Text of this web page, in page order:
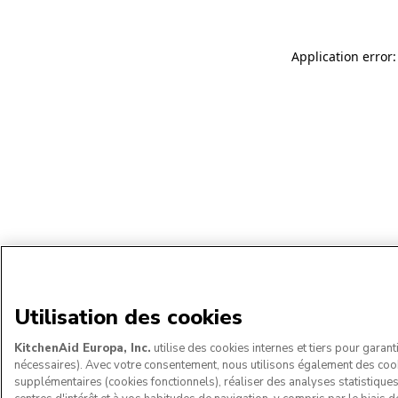
Application
Utilisation des cookies
KitchenAid Europa, Inc. utilise des cookies internes et tiers pour
nécessaires). Avec votre consentement, nous utilisons également des
supplémentaires (cookies fonctionnels), réaliser des analyses